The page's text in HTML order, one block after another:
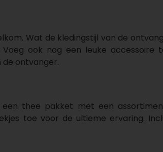
Wat de kledingstijl van de
ook nog een leuke accessoire
ontvanger.
thee pakket met een
toe voor de ultieme ervaring.